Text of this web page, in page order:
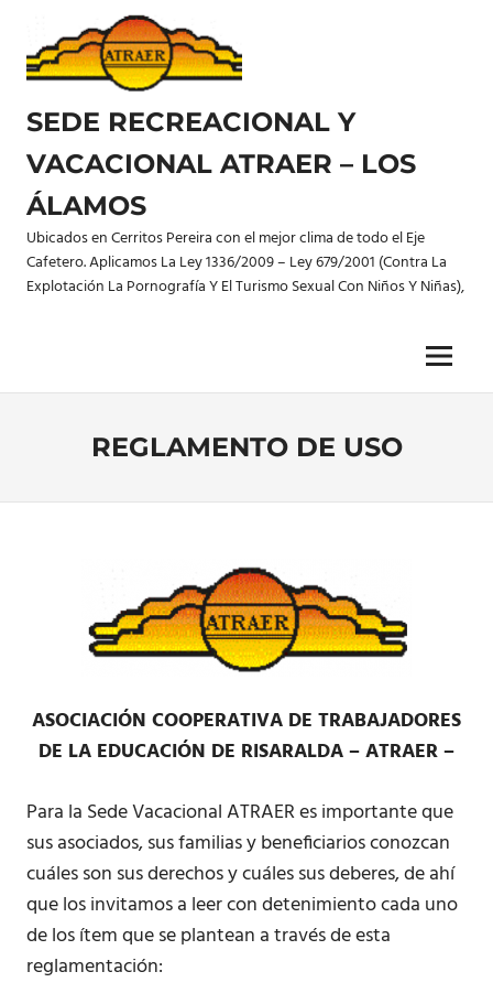
contenido
SEDE RECREACIONAL Y
VACACIONAL ATRAER – LOS
ÁLAMOS
Ubicados en Cerritos Pereira con el mejor clima de todo el Eje
Cafetero. Aplicamos La Ley 1336/2009 – Ley 679/2001 (Contra La
Explotación La Pornografía Y El Turismo Sexual Con Niños Y Niñas),
Menu
REGLAMENTO DE USO
ASOCIACIÓN COOPERATIVA DE TRABAJADORES
DE LA EDUCACIÓN DE RISARALDA – ATRAER –
Para la Sede Vacacional ATRAER es importante que
sus asociados, sus familias y beneficiarios conozcan
cuáles son sus derechos y cuáles sus deberes, de ahí
que los invitamos a leer con detenimiento cada uno
de los ítem que se plantean a través de esta
reglamentación: